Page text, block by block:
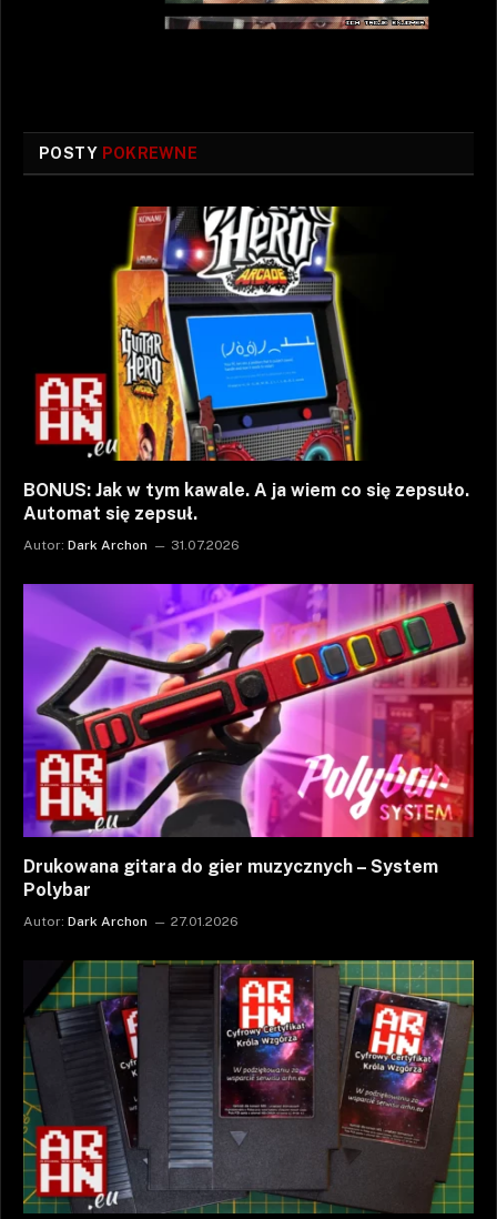
POSTY POKREWNE
BONUS: Jak w tym kawale. A ja wiem co się zepsuło.
Automat się zepsuł.
Autor: Dark Archon 31.07.2026
Drukowana gitara do gier muzycznych – System
Polybar
Autor: Dark Archon 27.01.2026